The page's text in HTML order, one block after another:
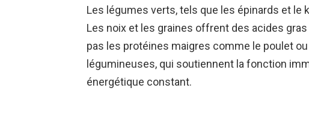
Les légumes verts, tels que les épinards et le
Les noix et les graines offrent des acides gras
pas les protéines maigres comme le poulet
légumineuses, qui soutiennent la fonction
énergétique constant.